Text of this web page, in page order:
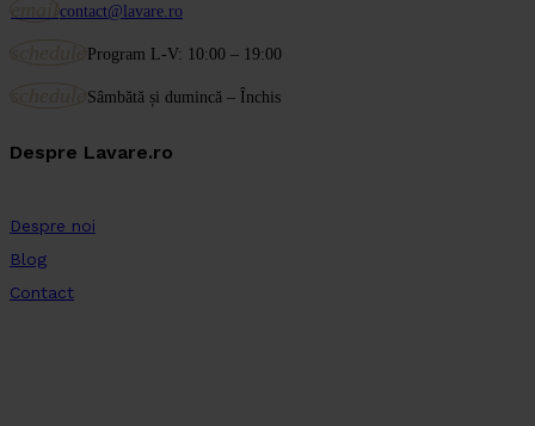
contact@lavare.ro
Program L-V: 10:00 – 19:00
Sâmbătă și dumincă – Închis
Despre Lavare.ro
Despre noi
Blog
Contact